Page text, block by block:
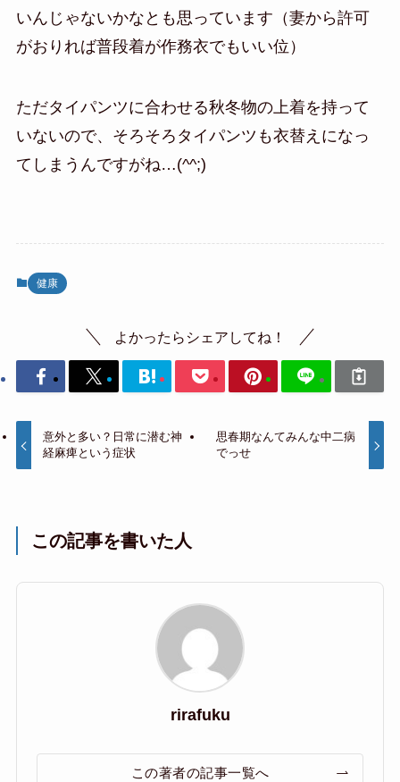
いんじゃないかなとも思っています（妻から許可
がおりれば普段着が作務衣でもいい位）
ただタイパンツに合わせる秋冬物の上着を持って
いないので、そろそろタイパンツも衣替えになっ
てしまうんですがね…(^^;)
健康
よかったらシェアしてね！
意外と多い？日常に潜む神
経麻痺という症状
思春期なんてみんな中二病
でっせ
この記事を書いた人
rirafuku
この著者の記事一覧へ